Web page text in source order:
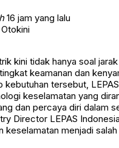
16 jam yang lalu
kini tidak hanya soal
keamanan dan
tersebut,
keselamatan yang
dan percaya diri dalam
Director LEPAS
keselamatan menjadi